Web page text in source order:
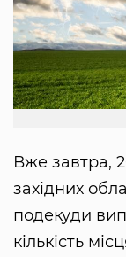
Вже завтра,
західних
подекуди
кількість